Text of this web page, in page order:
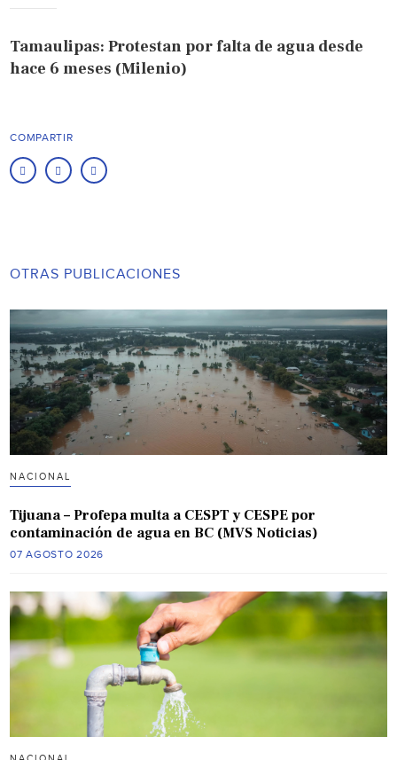
Tamaulipas: Protestan por falta de agua desde
hace 6 meses (Milenio)
COMPARTIR
OTRAS PUBLICACIONES
NACIONAL
Tijuana – Profepa multa a CESPT y CESPE por
contaminación de agua en BC (MVS Noticias)
07 AGOSTO 2026